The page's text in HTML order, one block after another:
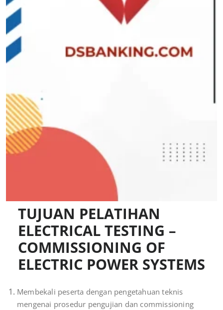
TUJUAN PELATIHAN
ELECTRICAL TESTING –
COMMISSIONING OF
ELECTRIC POWER SYSTEMS
Membekali peserta dengan pengetahuan teknis
mengenai prosedur pengujian dan commissioning